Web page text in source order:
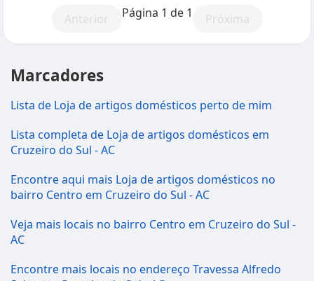
Anterior Página 1 de 1 Próxima
Marcadores
Lista de Loja de artigos domésticos perto de mim
Lista completa de Loja de artigos domésticos em
Cruzeiro do Sul - AC
Encontre aqui mais Loja de artigos domésticos no
bairro Centro em Cruzeiro do Sul - AC
Veja mais locais no bairro Centro em Cruzeiro do Sul -
AC
Encontre mais locais no endereço Travessa Alfredo